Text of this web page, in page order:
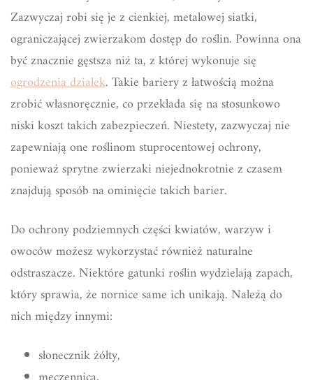
Zazwyczaj robi się je z cienkiej, metalowej siatki,
ograniczającej zwierzakom dostęp do roślin. Powinna ona
być znacznie gęstsza niż ta, z której wykonuje się
ogrodzenia działek. Takie bariery z łatwością można
zrobić własnoręcznie, co przekłada się na stosunkowo
niski koszt takich zabezpieczeń. Niestety, zazwyczaj nie
zapewniają one roślinom stuprocentowej ochrony,
ponieważ sprytne zwierzaki niejednokrotnie z czasem
znajdują sposób na ominięcie takich barier.
Do ochrony podziemnych części kwiatów, warzyw i
owoców możesz wykorzystać również naturalne
odstraszacze. Niektóre gatunki roślin wydzielają zapach,
który sprawia, że nornice same ich unikają. Należą do
nich między innymi:
słonecznik żółty,